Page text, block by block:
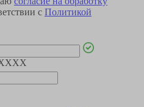
с Политикой